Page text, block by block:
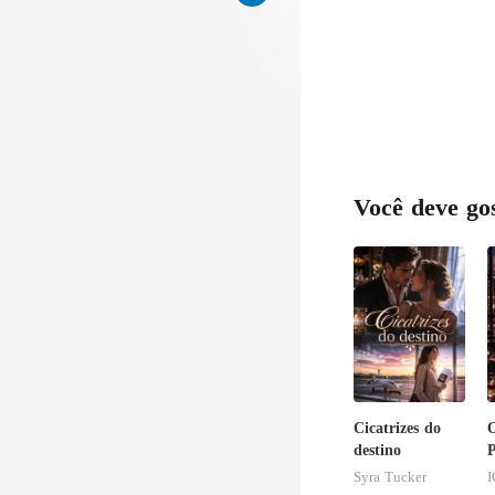
Você deve
Cicatrizes do
destino
Syra Tucker